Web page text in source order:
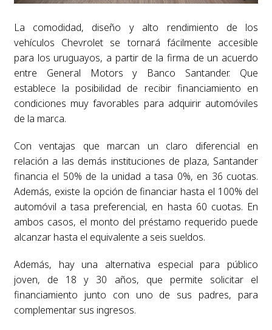
La comodidad, diseño y alto rendimiento de los
vehículos Chevrolet se tornará fácilmente accesible
para los uruguayos, a partir de la firma de un acuerdo
entre General Motors y Banco Santander. Que
establece la posibilidad de recibir financiamiento en
condiciones muy favorables para adquirir automóviles
de la marca.
Con ventajas que marcan un claro diferencial en
relación a las demás instituciones de plaza, Santander
financia el 50% de la unidad a tasa 0%, en 36 cuotas.
Además, existe la opción de financiar hasta el 100% del
automóvil a tasa preferencial, en hasta 60 cuotas. En
ambos casos, el monto del préstamo requerido puede
alcanzar hasta el equivalente a seis sueldos.
Además, hay una alternativa especial para público
joven, de 18 y 30 años, que permite solicitar el
financiamiento junto con uno de sus padres, para
complementar sus ingresos.